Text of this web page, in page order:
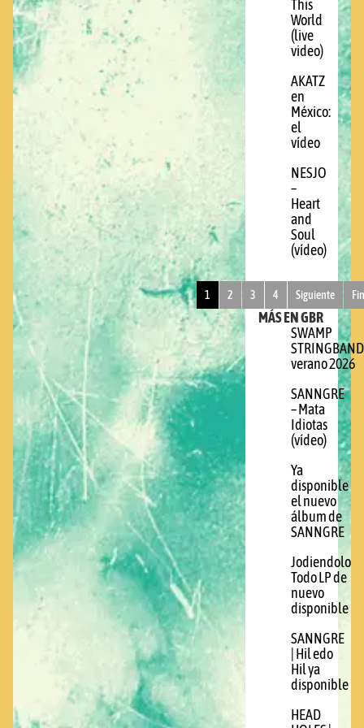
This
World
(live
video)
AKATZ
en
México:
el
vídeo
NESJO
–
Heart
and
Soul
(vídeo)
1 2 3 4 Siguiente
MÁS EN GBR
SWAMP
STRINGBAND
verano 2026
SANNGRE
– Mata
Idiotas
(vídeo)
Ya
disponible
el nuevo
álbum de
SANNGRE
Jodiendolo
Todo LP de
nuevo
disponible
SANNGRE
| Hil edo
Hil ya
disponible
HEAD